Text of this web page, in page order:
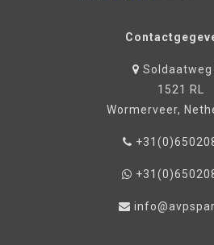
Soldaatweg
1521 RL
Wormerveer,